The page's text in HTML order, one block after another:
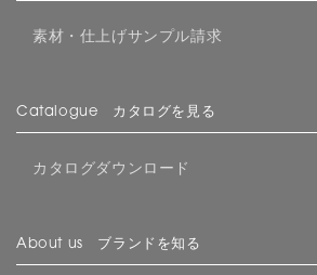
素材・仕上げサンプル請求
Catalogue カタログを見る
カタログダウンロード
About us ブランドを知る